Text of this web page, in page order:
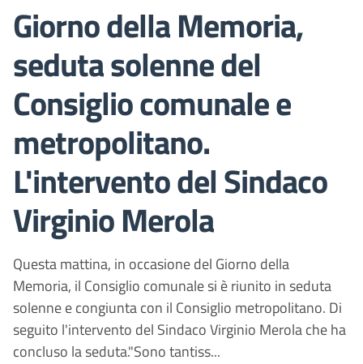
Giorno della Memoria,
seduta solenne del
Consiglio comunale e
metropolitano.
L'intervento del Sindaco
Virginio Merola
Questa mattina, in occasione del Giorno della
Memoria, il Consiglio comunale si è riunito in seduta
solenne e congiunta con il Consiglio metropolitano. Di
seguito l'intervento del Sindaco Virginio Merola che ha
concluso la seduta."Sono tantiss...